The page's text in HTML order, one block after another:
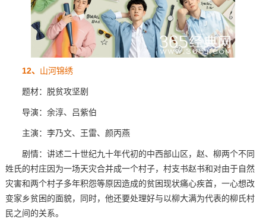
12、 山河锦绣
题材：脱贫攻坚剧
导演：余淳、吕紫伯
主演： 李乃文、王雷、颜丙燕
剧情：讲述二十世纪九十年代初的中西部山区，赵、柳两个不同
姓氏的村庄因为一场天灾合并成一个村子，村支书赵书和对由于自然
灾害和两个村子多年积怨等原因造成的贫困现状痛心疾首，一心想改
变家乡贫困的面貌，同时，他还要处理好与以柳大满为代表的柳氏村
民之间的关系。